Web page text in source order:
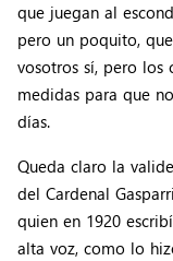
que juegan al
pero un poquito,
vosotros sí, pero los
medidas para que
días.
Queda claro la
del Cardenal
quien en 1920
alta voz, como lo